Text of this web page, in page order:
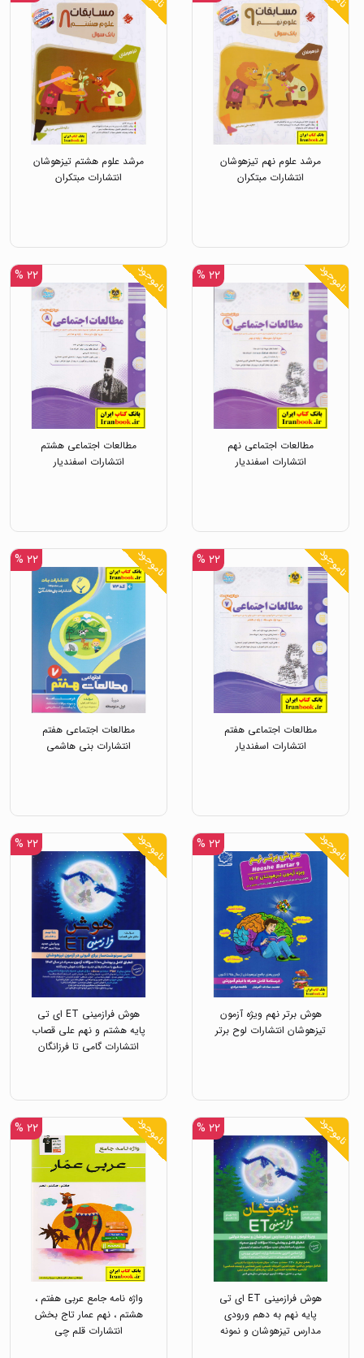
مرشد علوم نهم تیزهوشان
انتشارات مبتکران
مرشد علوم هشتم تیزهوشان
انتشارات مبتکران
ناموجود ۲۲ %
مطالعات اجتماعی نهم
انتشارات اسفندیار
ناموجود ۲۲ %
مطالعات اجتماعی هشتم
انتشارات اسفندیار
ناموجود ۲۲ %
مطالعات اجتماعی هفتم
انتشارات اسفندیار
ناموجود ۲۲ %
مطالعات اجتماعی هفتم
انتشارات بنی هاشمی
ناموجود ۲۲ %
هوش برتر نهم ویژه آزمون
تیزهوشان انتشارات لوح برتر
ناموجود ۲۲ %
هوش فرازمینی ET ای تی
پایه هشتم و نهم علی قصاب
انتشارات گامی تا فرزانگان
ناموجود ۲۲ %
هوش فرازمینی ET ای تی
پایه نهم به دهم ورودی
مدارس تیزهوشان و نمونه
ناموجود ۲۲ %
واژه نامه جامع عربی هفتم ،
هشتم ، نهم عمار تاج بخش
انتشارات قلم چی